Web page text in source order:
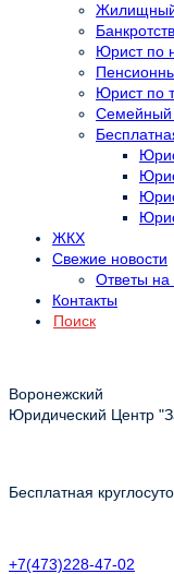
Жилищный
Юрист по
Юрист по
Семейный
ЖКХ
Свежие новости
Ответы на
Контакты
Поиск
Воронежский
Юридический Центр
Бесплатная
+7(473)228-47-02